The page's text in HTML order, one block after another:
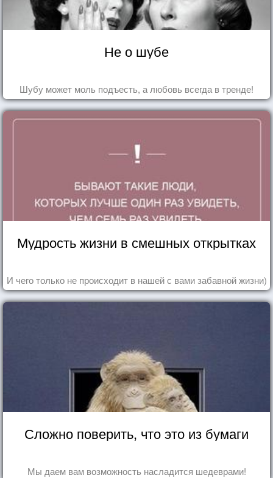
Не о шубе
Шубу может моль подъесть, а любовь всегда в тренде!
Мудрость жизни в смешных открытках
И чего только не происходит в нашей с вами забавной жизни)
Сложно поверить, что это из бумаги
Мы даем вам возможность насладится шедеврами!